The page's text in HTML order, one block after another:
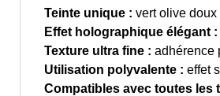
Teinte unique : vert olive doux
Effet holographique élégant :
Texture ultra fine : adhérence
Utilisation polyvalente : effet
Compatibles avec toutes